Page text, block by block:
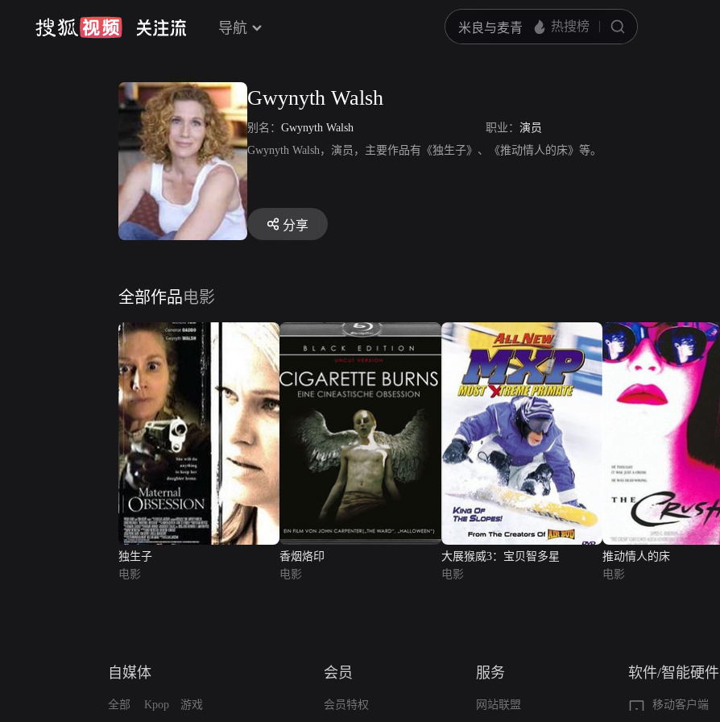
导航
Gwynyth Walsh
别名： Gwynyth Walsh 职业： 演员
Gwynyth Walsh，演员，主要作品有《独生子》、《推动情人的床》等。
分享
全部作品电影
独生子
电影
香烟烙印
电影
大展猴威3：宝贝智多星
电影
推动情人的床
电影
自媒体
全部 Kpop 游戏
会员
会员特权
服务
网站联盟
软件/智能硬件
移动客户端